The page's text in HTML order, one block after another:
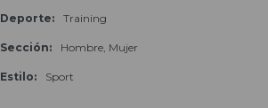
Deporte Training
Sección Hombre, Mujer
Estilo Sport